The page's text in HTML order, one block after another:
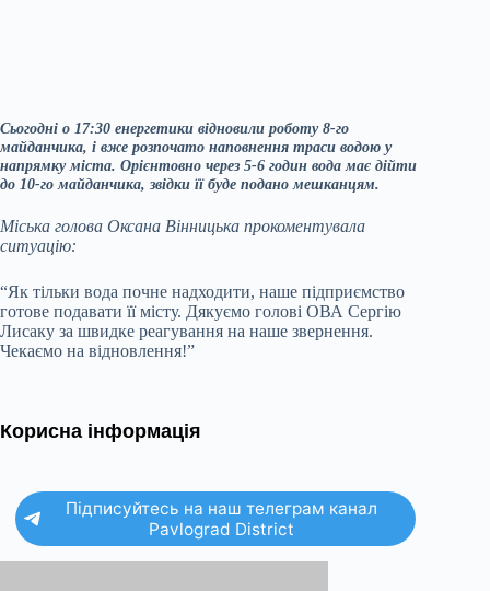
Сьогодні о 17:30 енергетики відновили роботу 8-го
майданчика, і вже розпочато наповнення траси водою у
напрямку міста. Орієнтовно через 5-6 годин вода має дійти
до 10-го майданчика, звідки її буде подано мешканцям.
Міська голова Оксана Вінницька прокоментувала
ситуацію:
“Як тільки вода почне надходити, наше підприємство
готове подавати її місту. Дякуємо голові ОВА Сергію
Лисаку за швидке реагування на наше звернення.
Чекаємо на відновлення!”
Корисна інформація
Підписуйтесь на наш телеграм канал
Pavlograd District